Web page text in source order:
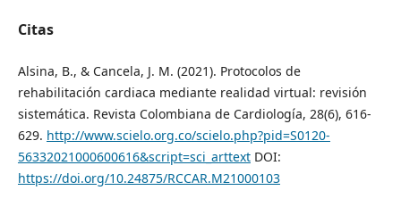
Citas
Alsina, B., & Cancela, J. M. (2021). Protocolos de
rehabilitación cardiaca mediante realidad virtual: revisión
sistemática. Revista Colombiana de Cardiología, 28(6), 616-
629. http://www.scielo.org.co/scielo.php?pid=S0120-
56332021000600616&script=sci_arttextDOI:
https://doi.org/10.24875/RCCAR.M21000103